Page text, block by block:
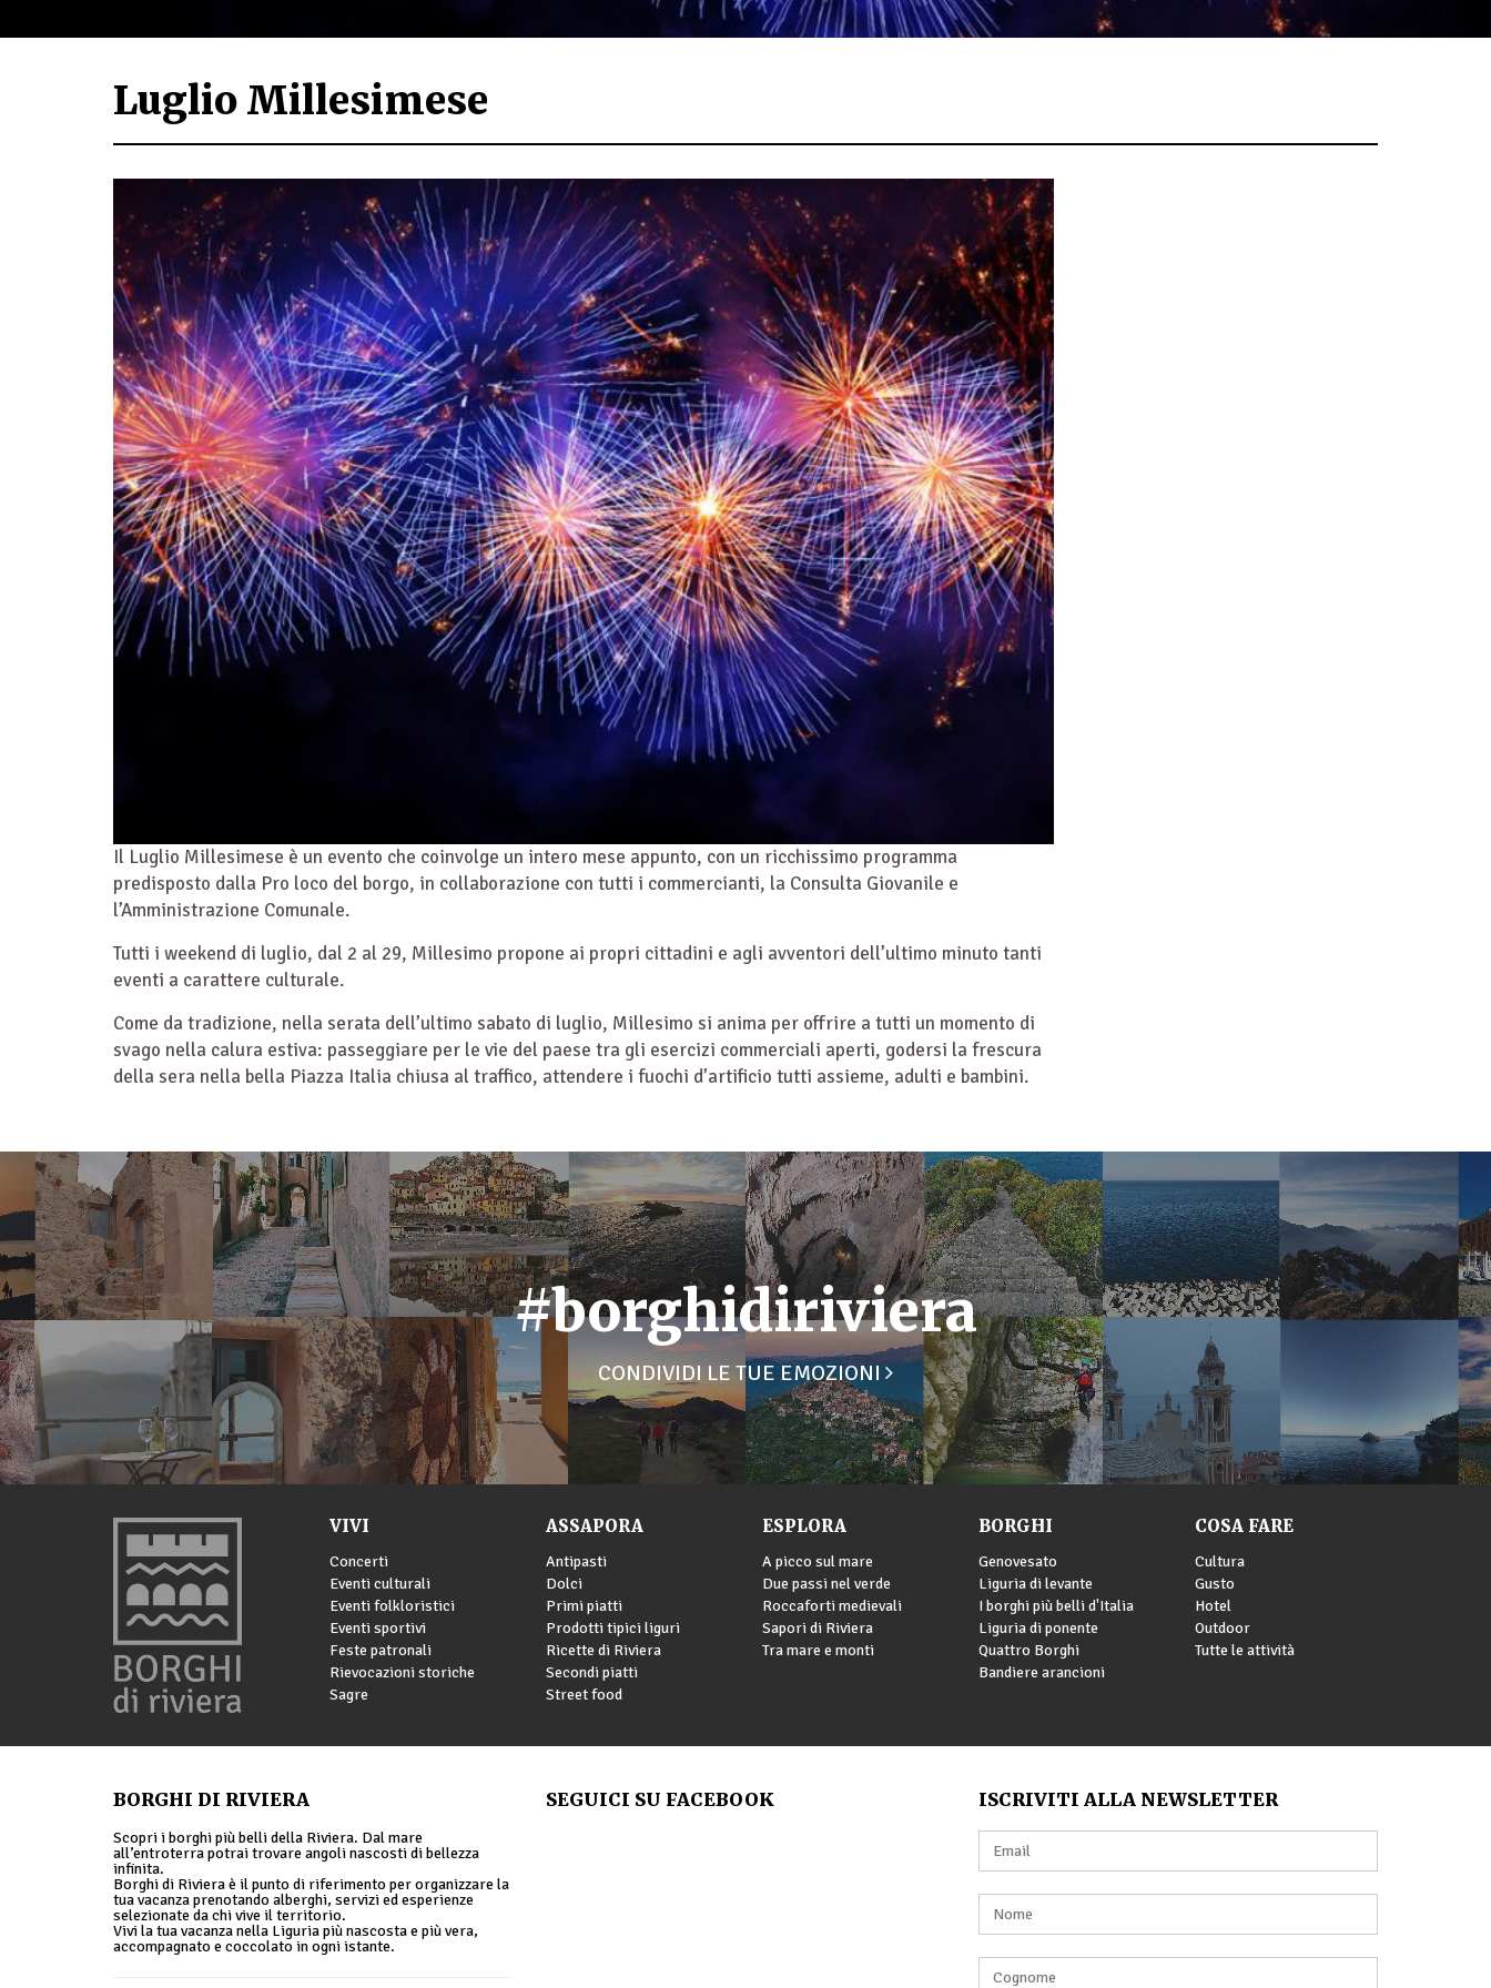
Luglio Millesimese
Il Luglio Millesimese è un evento che coinvolge un intero mese appunto, con un ricchissimo programma
predisposto dalla Pro loco del borgo, in collaborazione con tutti i commercianti, la Consulta Giovanile e
l’Amministrazione Comunale.
Tutti i weekend di luglio, dal 2 al 29, Millesimo propone ai propri cittadini e agli avventori dell’ultimo minuto tanti
eventi a carattere culturale.
Come da tradizione, nella serata dell’ultimo sabato di luglio, Millesimo si anima per offrire a tutti un momento di
svago nella calura estiva: passeggiare per le vie del paese tra gli esercizi commerciali aperti, godersi la frescura
della sera nella bella Piazza Italia chiusa al traffico, attendere i fuochi d’artificio tutti assieme, adulti e bambini.
#borghidiriviera
CONDIVIDI LE TUE EMOZIONI
VIVI
Concerti
Eventi culturali
Eventi folkloristici
Eventi sportivi
Feste patronali
Rievocazioni storiche
Sagre
ASSAPORA
Antipasti
Dolci
Primi piatti
Prodotti tipici liguri
Ricette di Riviera
Secondi piatti
Street food
ESPLORA
A picco sul mare
Due passi nel verde
Roccaforti medievali
Sapori di Riviera
Tra mare e monti
BORGHI
Genovesato
Liguria di levante
I borghi più belli d'Italia
Liguria di ponente
Quattro Borghi
Bandiere arancioni
COSA FARE
Cultura
Gusto
Hotel
Outdoor
Tutte le attività
BORGHI DI RIVIERA
Scopri i borghi più belli della Riviera. Dal mare
all’entroterra potrai trovare angoli nascosti di bellezza
infinita.
Borghi di Riviera è il punto di riferimento per organizzare la
tua vacanza prenotando alberghi, servizi ed esperienze
selezionate da chi vive il territorio.
Vivi la tua vacanza nella Liguria più nascosta e più vera,
accompagnato e coccolato in ogni istante.
SEGUICI SU FACEBOOK ISCRIVITI ALLA NEWSLETTER